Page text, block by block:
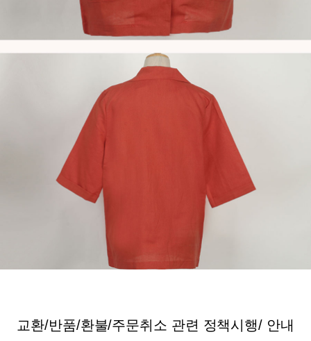
교환/반품/환불/주문취소 관련 정책시행/ 안내